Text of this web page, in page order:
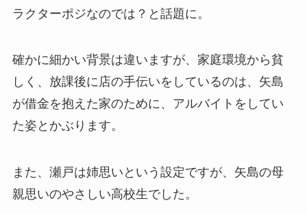
ラクターポジなのでは？と話題に。
確かに細かい背景は違いますが、家庭環境から貧
しく、放課後に店の手伝いをしているのは、矢島
が借金を抱えた家のために、アルバイトをしてい
た姿とかぶります。
また、瀬戸は姉思いという設定ですが、矢島の母
親思いのやさしい高校生でした。